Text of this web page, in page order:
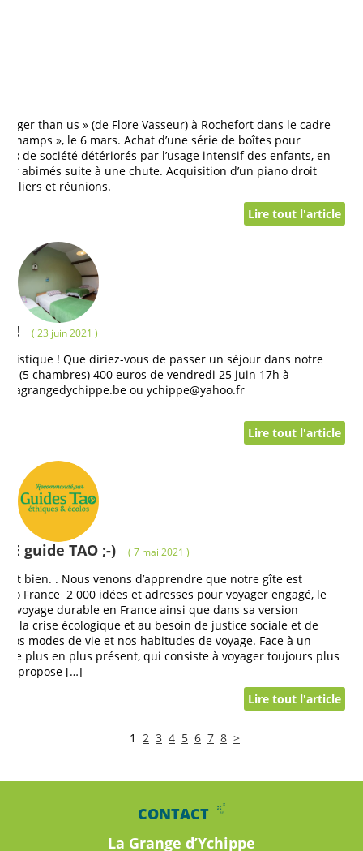
than us » (de Flore Vasseur) à Rochefort dans le cadre
», le 6 mars. Achat d’une série de boîtes pour
de société détériorés par l’usage intensif des enfants, en
abimés suite à une chute. Acquisition d’un piano droit
et réunions.
Lire tout l'article
( 23 juin 2021 )
! Que diriez-vous de passer un séjour dans notre
(5 chambres) 400 euros de vendredi 25 juin 17h à
ou ychippe@yahoo.fr
Lire tout l'article
guide TAO ;-) ( 7 mai 2021 )
bien. . Nous venons d’apprendre que notre gîte est
France 2 000 idées et adresses pour voyager engagé, le
voyage durable en France ainsi que dans sa version
à la crise écologique et au besoin de justice sociale et de
modes de vie et nos habitudes de voyage. Face à un
de plus en plus présent, qui consiste à voyager toujours plus
propose […]
Lire tout l'article
1 2 3 4 5 6 7 8 >
CONTACT
La Grange d’Ychippe